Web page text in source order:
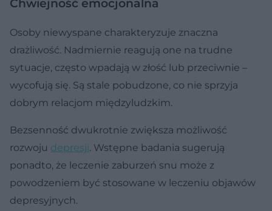
Chwiejność emocjonalna
Osoby niewyspane charakteryzuje znaczna
drażliwość. Nadmiernie reagują one na trudne
sytuacje, często wpadają w złość lub przeciwnie –
wycofują się. Są stale pobudzone, co nie sprzyja
dobrym relacjom międzyludzkim.
Bezsenność dwukrotnie zwiększa możliwość
rozwoju depresji. Wstępne badania sugerują
ponadto, że leczenie zaburzeń snu może z
powodzeniem być stosowane w leczeniu objawów
depresyjnych.